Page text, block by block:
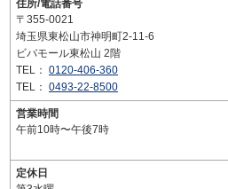
住所/電話番号
〒355-0021
埼玉県東松山市神明町2-11-6
ビバモール東松山 2階
TEL： 0120-406-360
TEL： 0493-22-8500
営業時間
午前10時〜午後7時
定休日